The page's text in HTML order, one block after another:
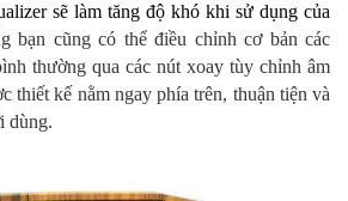
sẽ làm tăng độ khó khi sử dụng của
bạn cũng có thể điều chỉnh cơ bản các
thường qua các nút xoay tùy chỉnh âm
thiết kế nằm ngay phía trên, thuận tiện và
dùng.